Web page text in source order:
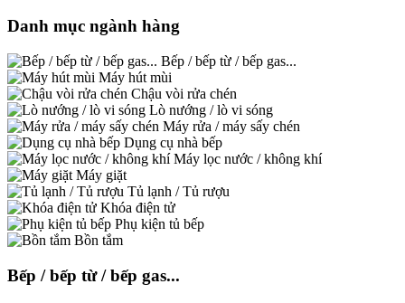
Danh mục ngành hàng
Bếp / bếp từ / bếp gas...
Máy hút mùi
Chậu vòi rửa chén
Lò nướng / lò vi sóng
Máy rửa / máy sấy chén
Dụng cụ nhà bếp
Máy lọc nước / không khí
Máy giặt
Tủ lạnh / Tủ rượu
Khóa điện tử
Phụ kiện tủ bếp
Bồn tắm
Bếp / bếp từ / bếp gas...